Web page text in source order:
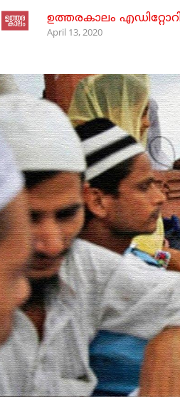
ഉത്തരകാലം
April 13, 2020